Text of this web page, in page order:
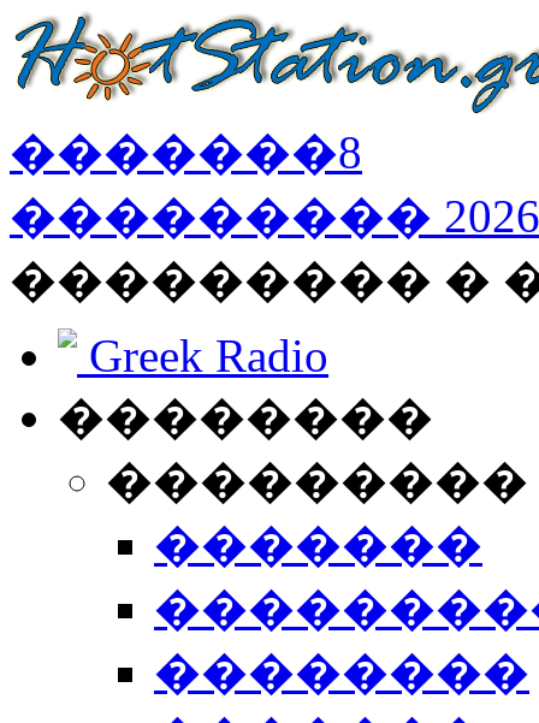
�������8
��������� 2026
��������� �
Greek Radio
��������
�������
��������